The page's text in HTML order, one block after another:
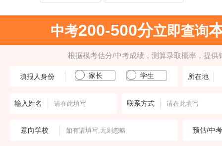
中考200-500分立即查询
根据模考估分/中考成绩，测算录取概率，提供
填报人身份 家长 学生 所在地
输入姓名 联系方式
意向学校 预估/中